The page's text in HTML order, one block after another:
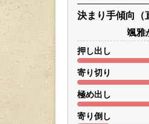
決まり手傾向（
颯雅
押し出し
寄り切り
極め出し
寄り倒し